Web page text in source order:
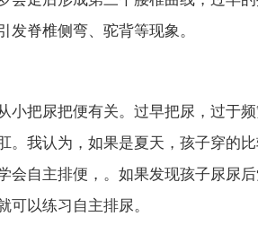
脊椎侧弯、驼背等现象。
小把尿把便有关。过早把尿，过于频
。我认为，如果是夏天，孩子穿的
会自主排便，。如果发现孩子尿尿
可以练习自主排尿。